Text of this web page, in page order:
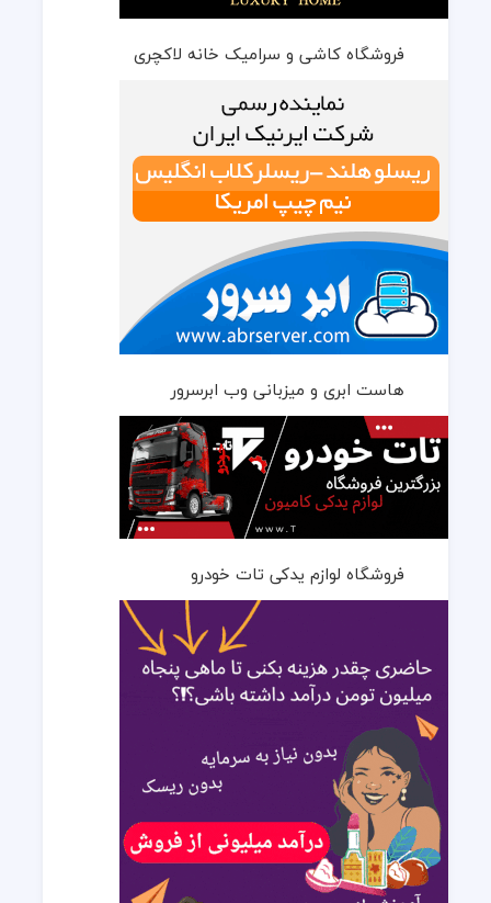
فروشگاه کاشی و سرامیک خانه لاکچری
هاست ابری و میزبانی وب ابرسرور
فروشگاه لوازم یدکی تات خودرو